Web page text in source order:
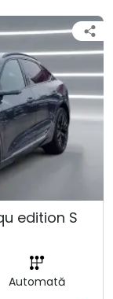
edition S
Automată